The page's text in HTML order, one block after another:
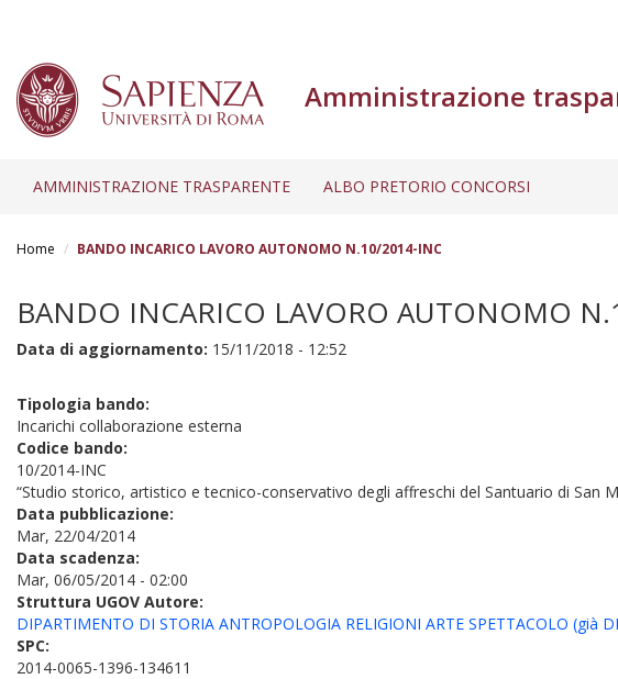
Amministrazione
AMMINISTRAZIONE TRASPARENTE ALBO PRETORIO CONCORSI
Home BANDO INCARICO LAVORO AUTONOMO N.10/2014-INC
BANDO INCARICO LAVORO AUTONOMO
Data di aggiornamento: 15/11/2018 - 12:52
Tipologia bando:
Incarichi collaborazione esterna
Codice bando:
10/2014-INC
“Studio storico, artistico e tecnico-conservativo degli affreschi del Santuario di San
Data pubblicazione:
Mar, 22/04/2014
Data scadenza:
Mar, 06/05/2014 - 02:00
Struttura UGOV Autore:
DIPARTIMENTO DI STORIA ANTROPOLOGIA RELIGIONI ARTE SPETTACOLO (già
SPC:
2014-0065-1396-134611